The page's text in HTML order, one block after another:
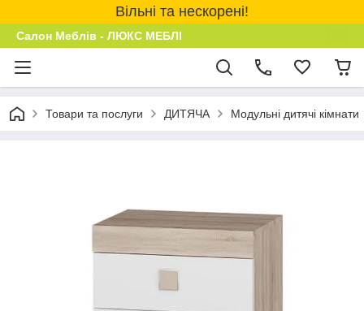
Вільні та нескорені!
Салон Меблів - ЛЮКС МЕБЛІ
Товари та послуги ДИТЯЧА Модульні дитячі кімнати